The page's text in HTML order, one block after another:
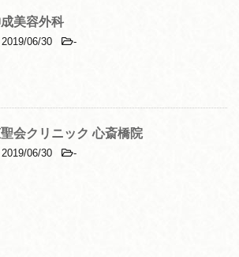
美容外科
2019/06/30 -
会クリニック 心斎橋院
2019/06/30 -